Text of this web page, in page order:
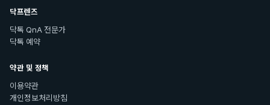
닥프렌즈
닥톡 QnA 전문가
닥톡 예약
약관 및 정책
이용약관
개인정보처리방침